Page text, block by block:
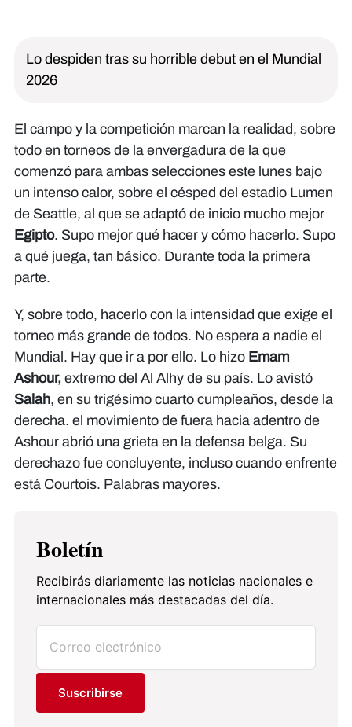
Lo despiden tras su horrible debut en el Mundial
2026
El campo y la competición marcan la realidad, sobre
todo en torneos de la envergadura de la que
comenzó para ambas selecciones este lunes bajo
un intenso calor, sobre el césped del estadio Lumen
de Seattle, al que se adaptó de inicio mucho mejor
Egipto. Supo mejor qué hacer y cómo hacerlo. Supo
a qué juega, tan básico. Durante toda la primera
parte.
Y, sobre todo, hacerlo con la intensidad que exige el
torneo más grande de todos. No espera a nadie el
Mundial. Hay que ir a por ello. Lo hizo Emam
Ashour, extremo del Al Alhy de su país. Lo avistó
Salah, en su trigésimo cuarto cumpleaños, desde la
derecha. el movimiento de fuera hacia adentro de
Ashour abrió una grieta en la defensa belga. Su
derechazo fue concluyente, incluso cuando enfrente
está Courtois. Palabras mayores.
Boletín
Recibirás diariamente las noticias nacionales e
internacionales más destacadas del día.
Suscribirse